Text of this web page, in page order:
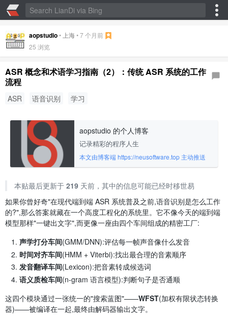
aopstudio• 上海•7 个月前
25 浏览
ASR 概念和术语学习指南（2）：传统 ASR 系统的工作
流程
ASR 语音识别 学习
aopstudio 的个人博客
记录精彩的程序人生
本文由博客端 https://neusoftware.top 主动推送
本贴最后更新于 219天前，其中的信息可能已经时移世易
如果你曾好奇"在现代端到端 ASR 系统普及之前,语音识别是怎么工作
的?",那么答案就藏在一个高度工程化的系统里。它不像今天的端到端
模型那样"一键出文字",而更像一座由四个车间组成的精密工厂:
声学打分车间(GMM/DNN):评估每一帧声音像什么发音
时间对齐车间(HMM + Viterbi):找出最合理的音素顺序
发音翻译车间(Lexicon):把音素转成候选词
语义质检车间(n-gram 语言模型):判断句子是否通顺
这四个模块通过一张统一的"搜索蓝图"——WFST(加权有限状态转换
器)——被编译在一起,最终由解码器输出文字。